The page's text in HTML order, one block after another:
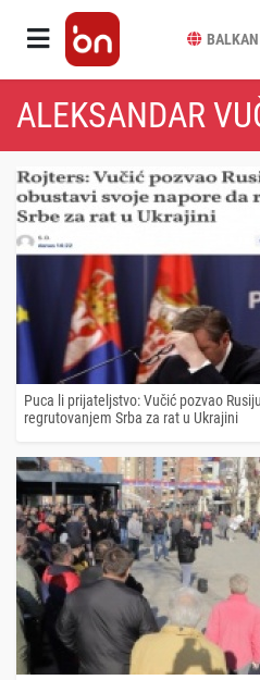
BALKAN
ALEKSANDAR
Puca li prijateljstvo: Vučić pozvao
regrutovanjem Srba za rat u Ukrajini